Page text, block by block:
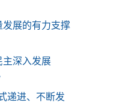
发展的有力支撑
主深入发展
递进、不断发